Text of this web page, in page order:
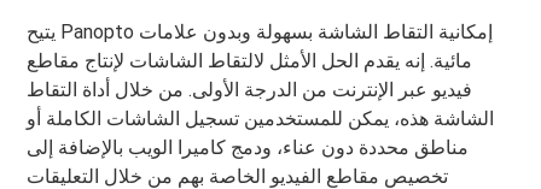
يتيح Panopto إمكانية التقاط الشاشة بسهولة وبدون علامات
مائية. إنه يقدم الحل الأمثل لالتقاط الشاشات لإنتاج مقاطع
فيديو عبر الإنترنت من الدرجة الأولى. من خلال أداة التقاط
الشاشة هذه، يمكن للمستخدمين تسجيل الشاشات الكاملة أو
مناطق محددة دون عناء، ودمج كاميرا الويب بالإضافة إلى
تخصيص مقاطع الفيديو الخاصة بهم من خلال التعليقات